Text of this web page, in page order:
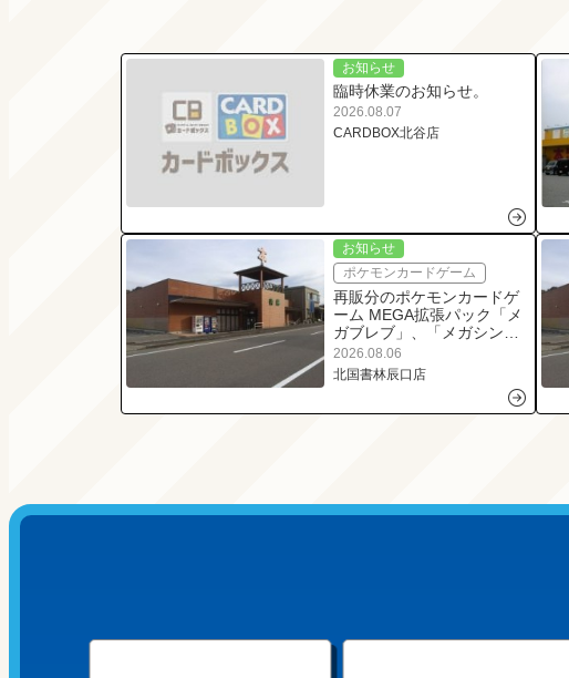
お知らせ
臨時休業のお知らせ。
2026.08.07
CARDBOX北谷店
お知らせ
ポケモンカードゲーム
再販分のポケモンカードゲ
ーム MEGA拡張パック「メ
ガブレブ」、「メガシンフ
ォニア」、「ストームエメ
ラルダ」、「スタートデッ
キ100 バトルコレクショ
ン」の抽選販売につきまし
2026.08.06
北国書林辰口店